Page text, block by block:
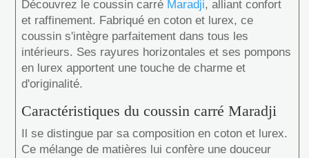
Découvrez le coussin carré Maradji, alliant confort
et raffinement. Fabriqué en coton et lurex, ce
coussin s'intègre parfaitement dans tous les
intérieurs. Ses rayures horizontales et ses pompons
en lurex apportent une touche de charme et
d'originalité.
Caractéristiques du coussin carré Maradji
Il se distingue par sa composition en coton et lurex.
Ce mélange de matières lui confère une douceur